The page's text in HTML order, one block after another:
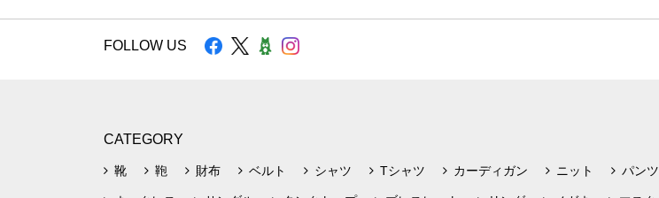
FOLLOW US
CATEGORY
靴 鞄 財布 ベルト シャツ Tシャツ カーディガン ニット パンツ